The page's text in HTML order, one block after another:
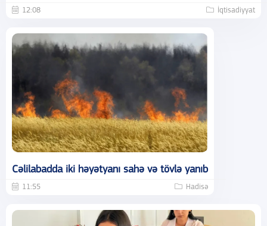
12:08 İqtisadiyyat
Cəlilabadda iki həyətyanı sahə və tövlə yanıb
11:55 Hadisə